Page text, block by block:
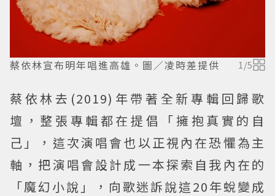
蔡依林宣布明年唱進高雄。圖／凌時差提供 1 /5
蔡依林去(2019)年帶著全新專輯回歸歌
壇，整張專輯都在提倡「擁抱真實的自
己」，這次演唱會也以正視內在恐懼為主
軸，把演唱會設計成一本探索自我內在的
「魔幻小說」，向歌迷訴說這20年蛻變成